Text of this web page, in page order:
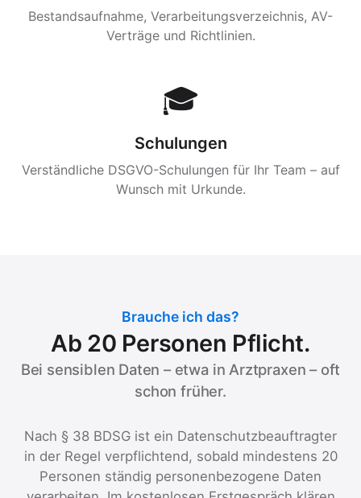
Bestandsaufnahme, Verarbeitungsverzeichnis, AV-
Verträge und Richtlinien.
🎓
Schulungen
Verständliche DSGVO-Schulungen für Ihr Team – auf
Wunsch mit Urkunde.
Brauche ich das?
Ab 20 Personen Pflicht.
Bei sensiblen Daten – etwa in Arztpraxen – oft
schon früher.
Nach § 38 BDSG ist ein Datenschutzbeauftragter
in der Regel verpflichtend, sobald mindestens 20
Personen ständig personenbezogene Daten